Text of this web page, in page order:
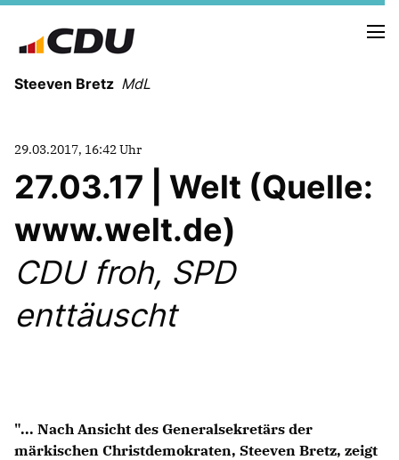
Steeven Bretz MdL
VITA
WAHLKREISBESUCHE
PRESSEFOTOS
MEIN BÜRGERBÜRO
Kleine Anfragen
29.03.2017, 16:42 Uhr
27.03.17 | Welt (Quelle:
www.welt.de)
CDU froh, SPD
enttäuscht
"... Nach Ansicht des Generalsekretärs der
märkischen Christdemokraten, Steeven Bretz, zeigt